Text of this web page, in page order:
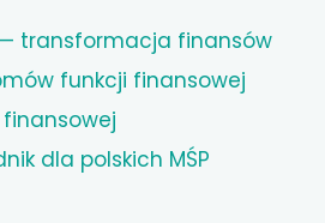
— transformacja finansów
funkcji finansowej
dla polskich MŚP